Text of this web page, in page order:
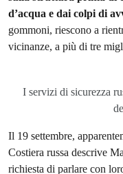
d’acqua e dai colpi di
gommoni, riescono a
vicinanze, a più di tre
I servizi di sicurezza
Il 19 settembre,
Costiera russa descrive
richiesta di parlare con